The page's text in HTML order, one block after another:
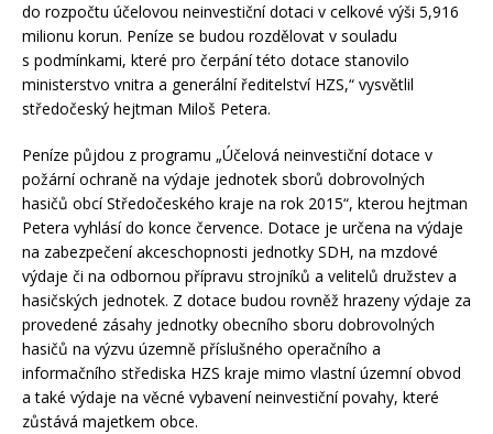
do rozpočtu účelovou neinvestiční dotaci v celkové výši 5,916
milionu korun. Peníze se budou rozdělovat v souladu
s podmínkami, které pro čerpání této dotace stanovilo
ministerstvo vnitra a generální ředitelství HZS,“ vysvětlil
středočeský hejtman Miloš Petera.
Peníze půjdou z programu „Účelová neinvestiční dotace v
požární ochraně na výdaje jednotek sborů dobrovolných
hasičů obcí Středočeského kraje na rok 2015“, kterou hejtman
Petera vyhlásí do konce července. Dotace je určena na výdaje
na zabezpečení akceschopnosti jednotky SDH, na mzdové
výdaje či na odbornou přípravu strojníků a velitelů družstev a
hasičských jednotek. Z dotace budou rovněž hrazeny výdaje za
provedené zásahy jednotky obecního sboru dobrovolných
hasičů na výzvu územně příslušného operačního a
informačního střediska HZS kraje mimo vlastní územní obvod
a také výdaje na věcné vybavení neinvestiční povahy, které
zůstává majetkem obce.